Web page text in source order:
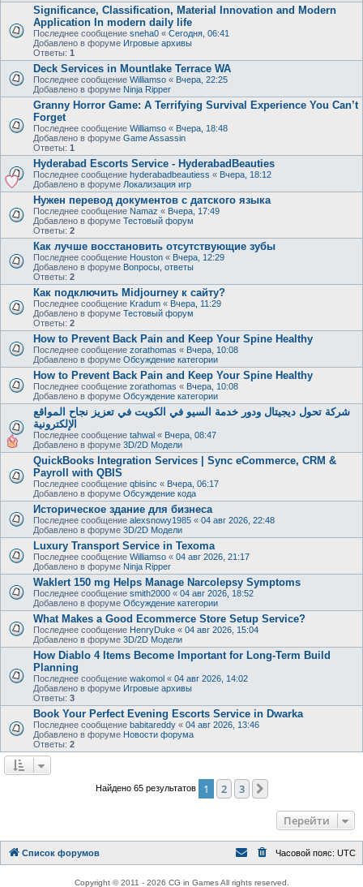
Significance, Classification, Material Innovation and Modern
Application In modern daily life
Последнее сообщение sneha0 « Сегодня, 06:41
Добавлено в форуме Игровые архивы
Ответы: 1
Deck Services in Mountlake Terrace WA
Последнее сообщение Williamso « Вчера, 22:25
Добавлено в форуме Ninja Ripper
Granny Horror Game: A Terrifying Survival Experience You Can’t
Forget
Последнее сообщение Williamso « Вчера, 18:48
Добавлено в форуме Game Assassin
Ответы: 1
Hyderabad Escorts Service - HyderabadBeauties
Последнее сообщение hyderabadbeautiess « Вчера, 18:12
Добавлено в форуме Локализация игр
Нужен перевод документов с датского языка
Последнее сообщение Namaz « Вчера, 17:49
Добавлено в форуме Тестовый форум
Ответы: 2
Как лучше восстановить отсутствующие зубы
Последнее сообщение Houston « Вчера, 12:29
Добавлено в форуме Вопросы, ответы
Ответы: 2
Как подключить Midjourney к сайту?
Последнее сообщение Kradum « Вчера, 11:29
Добавлено в форуме Тестовый форум
Ответы: 2
How to Prevent Back Pain and Keep Your Spine Healthy
Последнее сообщение zorathomas « Вчера, 10:08
Добавлено в форуме Обсуждение категории
How to Prevent Back Pain and Keep Your Spine Healthy
Последнее сообщение zorathomas « Вчера, 10:08
Добавлено в форуме Обсуждение категории
شركة تحول ديجيتال ودور خدمة السيو في الكويت في تعزيز نجاح المواقع
الإلكترونية
Последнее сообщение tahwal « Вчера, 08:47
Добавлено в форуме 3D/2D Модели
QuickBooks Integration Services | Sync eCommerce, CRM &
Payroll with QBIS
Последнее сообщение qbisinc « Вчера, 06:17
Добавлено в форуме Обсуждение кода
Историческое здание для бизнеса
Последнее сообщение alexsnowy1985 « 04 авг 2026, 22:48
Добавлено в форуме 3D/2D Модели
Luxury Transport Service in Texoma
Последнее сообщение Williamso « 04 авг 2026, 21:17
Добавлено в форуме Ninja Ripper
Waklert 150 mg Helps Manage Narcolepsy Symptoms
Последнее сообщение smith2000 « 04 авг 2026, 18:52
Добавлено в форуме Обсуждение категории
What Makes a Good Ecommerce Store Setup Service?
Последнее сообщение HenryDuke « 04 авг 2026, 15:04
Добавлено в форуме 3D/2D Модели
How Diablo 4 Items Become Important for Long-Term Build
Planning
Последнее сообщение wakomol « 04 авг 2026, 14:02
Добавлено в форуме Игровые архивы
Ответы: 3
Book Your Perfect Evening Escorts Service in Dwarka
Последнее сообщение babitareddy « 04 авг 2026, 13:46
Добавлено в форуме Новости форума
Ответы: 2
Найдено 65 результатов 1 2 3
Перейти
Список форумов Часовой пояс: UTC
Copyright © 2011 - 2026 CG in Games All rights reserved.